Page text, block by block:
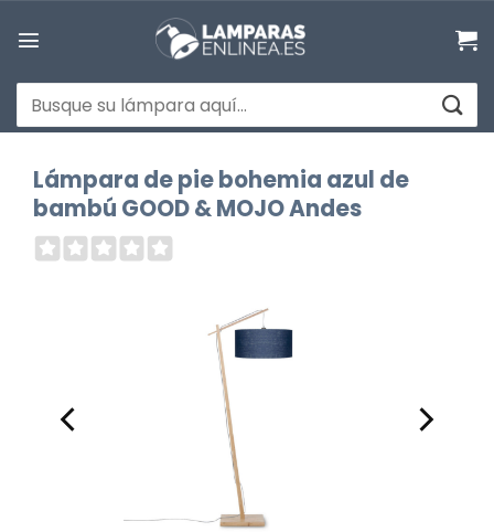
Buscar
por:
Lámpara de pie bohemia azul de
bambú GOOD & MOJO Andes